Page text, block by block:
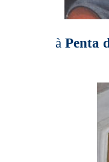
à Penta